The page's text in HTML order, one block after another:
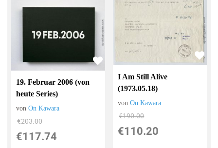
19. Februar 2006 (von
heute Series)
vonOn Kawara
€203.00
€117.74
I Am Still Alive
(1973.05.18)
vonOn Kawara
€190.00
€110.20